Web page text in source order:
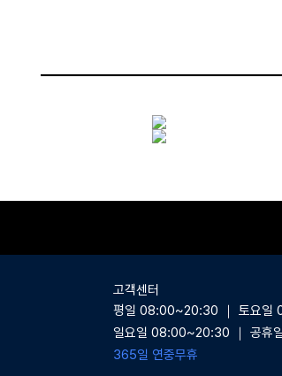
고객센터
평일 08:00~20:30 ｜ 토요일
일요일 08:00~20:30 ｜ 공휴
365일 연중무휴